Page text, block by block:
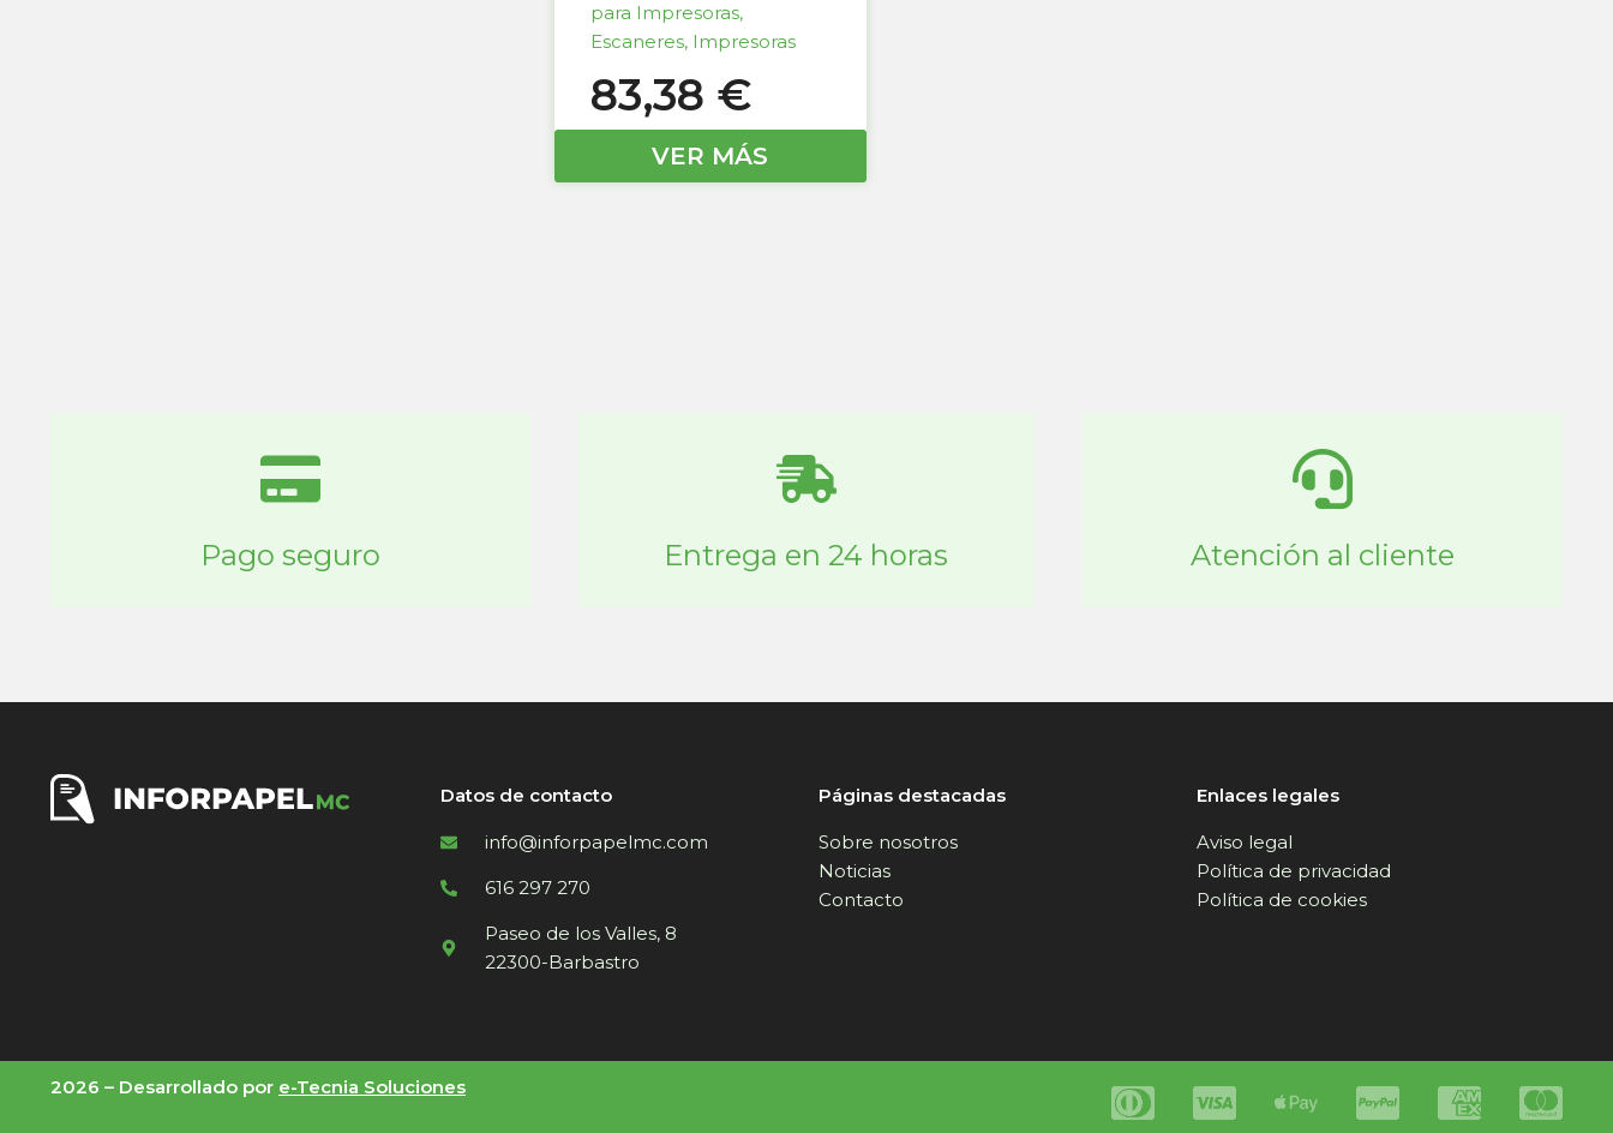
para Impresoras,
Escaneres, Impresoras
83,38 €
VER MÁS
Pago seguro Entrega en 24 horas Atención al cliente
Datos de contacto
info@inforpapelmc.com
616 297 270
Paseo de los Valles, 8
22300-Barbastro
Páginas destacadas
Sobre nosotros
Noticias
Contacto
Enlaces legales
Aviso legal
Política de privacidad
Política de cookies
2026 – Desarrollado por e-Tecnia Soluciones